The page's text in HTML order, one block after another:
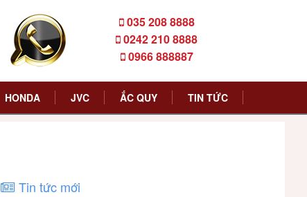
035 208 8888
0242 210 8888
0966 888887
HONDA JVC ẮC QUY TIN TỨC
Tin tức mới